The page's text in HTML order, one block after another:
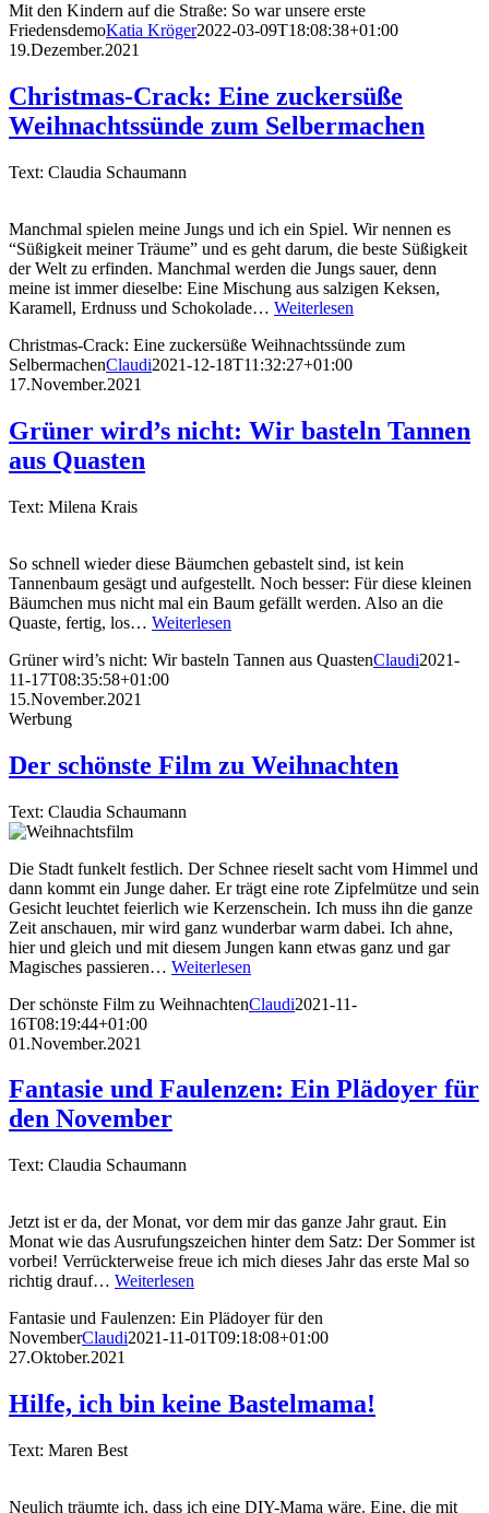
Mit den Kindern auf die Straße: So war unsere erste
FriedensdemoKatia Kröger2022-03-09T18:08:38+01:00
19.Dezember.2021
Christmas-Crack: Eine zuckersüße
Weihnachtssünde zum Selbermachen
Text: Claudia Schaumann
Manchmal spielen meine Jungs und ich ein Spiel. Wir nennen es
“Süßigkeit meiner Träume” und es geht darum, die beste Süßigkeit
der Welt zu erfinden. Manchmal werden die Jungs sauer, denn
meine ist immer dieselbe: Eine Mischung aus salzigen Keksen,
Karamell, Erdnuss und Schokolade… Weiterlesen
Christmas-Crack: Eine zuckersüße Weihnachtssünde zum
SelbermachenClaudi2021-12-18T11:32:27+01:00
17.November.2021
Grüner wird’s nicht: Wir basteln Tannen
aus Quasten
Text: Milena Krais
So schnell wieder diese Bäumchen gebastelt sind, ist kein
Tannenbaum gesägt und aufgestellt. Noch besser: Für diese kleinen
Bäumchen mus nicht mal ein Baum gefällt werden. Also an die
Quaste, fertig, los… Weiterlesen
Grüner wird’s nicht: Wir basteln Tannen aus QuastenClaudi2021-
11-17T08:35:58+01:00
15.November.2021
Werbung
Der schönste Film zu Weihnachten
Text: Claudia Schaumann
Die Stadt funkelt festlich. Der Schnee rieselt sacht vom Himmel und
dann kommt ein Junge daher. Er trägt eine rote Zipfelmütze und sein
Gesicht leuchtet feierlich wie Kerzenschein. Ich muss ihn die ganze
Zeit anschauen, mir wird ganz wunderbar warm dabei. Ich ahne,
hier und gleich und mit diesem Jungen kann etwas ganz und gar
Magisches passieren… Weiterlesen
Der schönste Film zu WeihnachtenClaudi2021-11-
16T08:19:44+01:00
01.November.2021
Fantasie und Faulenzen: Ein Plädoyer für
den November
Text: Claudia Schaumann
Jetzt ist er da, der Monat, vor dem mir das ganze Jahr graut. Ein
Monat wie das Ausrufungszeichen hinter dem Satz: Der Sommer ist
vorbei! Verrückterweise freue ich mich dieses Jahr das erste Mal so
richtig drauf… Weiterlesen
Fantasie und Faulenzen: Ein Plädoyer für den
NovemberClaudi2021-11-01T09:18:08+01:00
27.Oktober.2021
Hilfe, ich bin keine Bastelmama!
Text: Maren Best
Neulich träumte ich, dass ich eine DIY-Mama wäre. Eine, die mit